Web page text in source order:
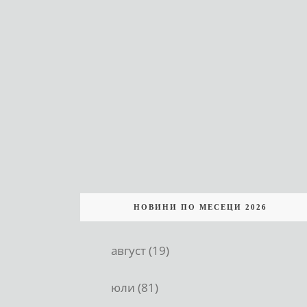
НОВИНИ ПО МЕСЕЦИ 2026
август (19)
юли (81)